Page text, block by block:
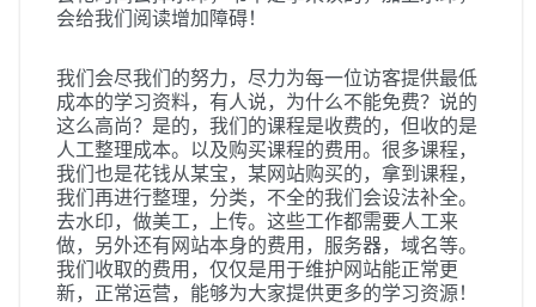
会给我们阅读增加障碍！
我们会尽我们的努力，尽力为每一位访客提供最低
成本的学习资料，有人说，为什么不能免费？说的
这么高尚？是的，我们的课程是收费的，但收的是
人工整理成本。以及购买课程的费用。很多课程，
我们也是花钱从某宝，某网站购买的，拿到课程，
我们再进行整理，分类，不全的我们会设法补全。
去水印，做美工，上传。这些工作都需要人工来
做，另外还有网站本身的费用，服务器，域名等。
我们收取的费用，仅仅是用于维护网站能正常更
新，正常运营，能够为大家提供更多的学习资源！